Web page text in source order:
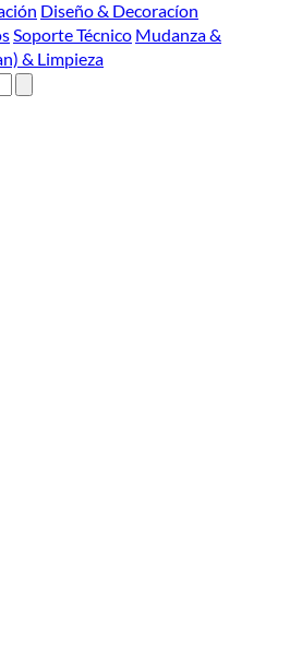
Diseño & Decoracíon
Soporte Técnico Mudanza &
& Limpieza